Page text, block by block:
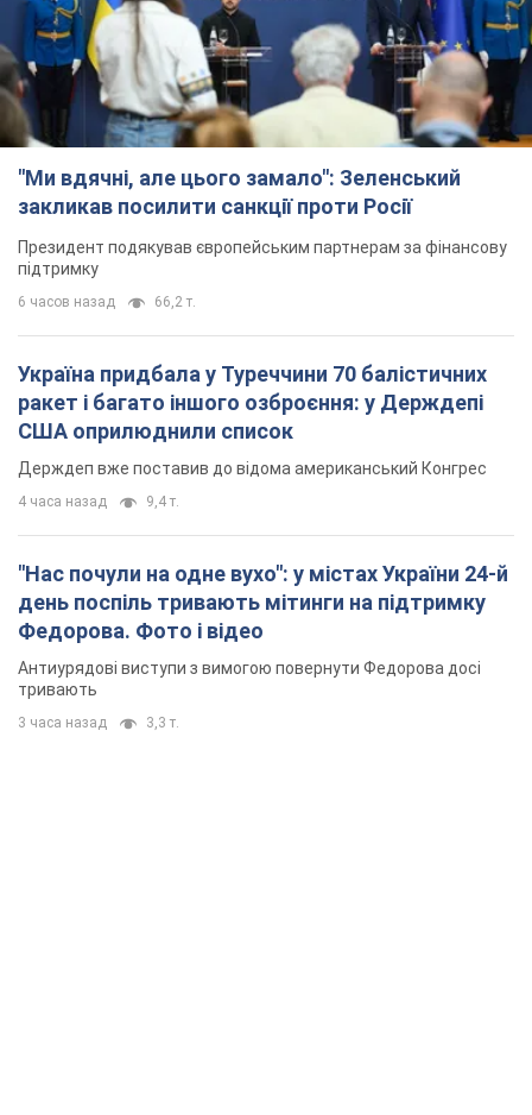
"Ми вдячні, але цього замало": Зеленський
закликав посилити санкції проти Росії
Президент подякував європейським партнерам за фінансову
підтримку
6 часов назад 66,2 т.
Україна придбала у Туреччини 70 балістичних
ракет і багато іншого озброєння: у Держдепі
США оприлюднили список
Держдеп вже поставив до відома американський Конгрес
4 часа назад 9,4 т.
"Нас почули на одне вухо": у містах України 24-й
день поспіль тривають мітинги на підтримку
Федорова. Фото і відео
Антиурядові виступи з вимогою повернути Федорова досі
тривають
3 часа назад 3,3 т.